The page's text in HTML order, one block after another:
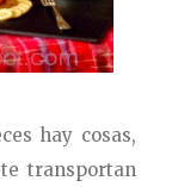
hay cosas,
transportan